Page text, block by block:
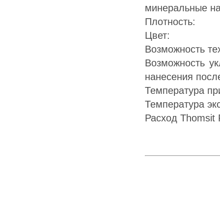
минеральные
Цвет:
Возможность
нанесения
Расход